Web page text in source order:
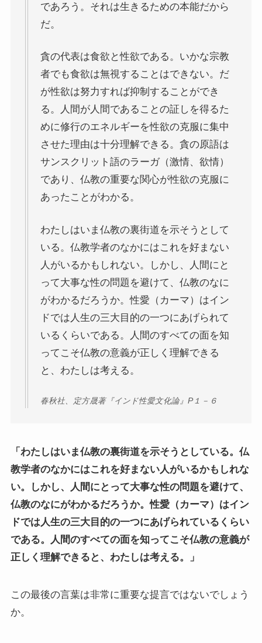
ポーランド編
チェコ・オーストリア編
ボスニア・クロアチア編
イタリア・バチカン編
であろう。それは生きるための本能だから
だ。
貪の代表は食欲と性欲である。いかな宗教
者でも食欲は無視することはできない。だ
が性欲は努力すれば抑制することができ
る。人間が人間であることの証しを得るた
めに修行のエネルギーを性欲の克服に集中
させた理由は十分理解できる。貪の原語は
サンスクリット語のラーガ（激情、欲情）
であり、仏教の重要な関心が性欲の克服に
あったことがわかる。
わたしはいま仏教の裏街道を示そうとして
いる。仏教学者のなかにはこれを好まない
人がいるかもしれない。しかし、人間にと
って大事な性の問題を避けて、仏教のなに
がわかるだろうか。性愛（カーマ）はイン
ドでは人生の三大目的の一つにあげられて
いるくらいである。人間のすべての面を知
ってこそ仏教の意義が正しく理解できる
と、わたしは考える。
春秋社、定方晟著『インド性愛文化論』P１－６
「わたしはいま仏教の裏街道を示そうとしている。仏
教学者のなかにはこれを好まない人がいるかもしれな
い。しかし、人間にとって大事な性の問題を避けて、
仏教のなにがわかるだろうか。性愛（カーマ）はイン
ドでは人生の三大目的の一つにあげられているくらい
である。人間のすべての面を知ってこそ仏教の意義が
正しく理解できると、わたしは考える。」
この最後の言葉は非常に重要な提言ではないでしょう
か。